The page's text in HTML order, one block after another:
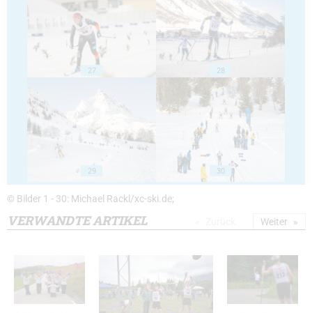
27 28
29 30
© Bilder 1 - 30: Michael Rackl/xc-ski.de;
VERWANDTE ARTIKEL Weiter